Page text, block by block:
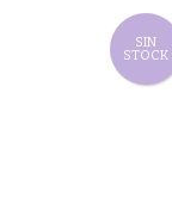
SIN
STOCK